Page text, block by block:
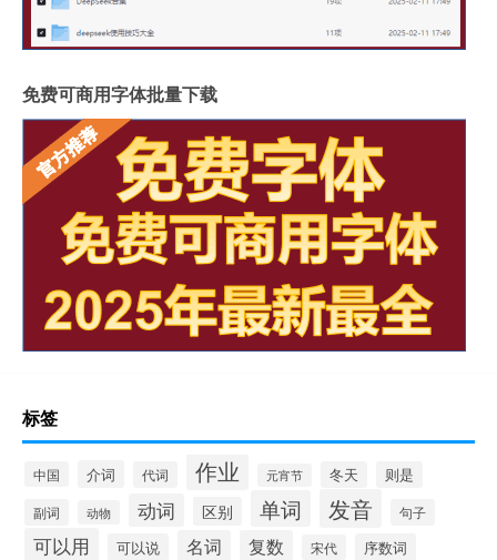
免费可商用字体批量下载
标签
中国 介词 代词 作业 元宵节 冬天
则是
副词
动物 动词 区别 单词 发音 句子
可以用 可以说 名词 复数 宋代
序数词